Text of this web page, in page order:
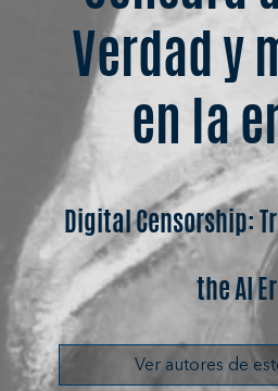
Verdad y
en la
Digital Censorship:
the AI
Ver autores de